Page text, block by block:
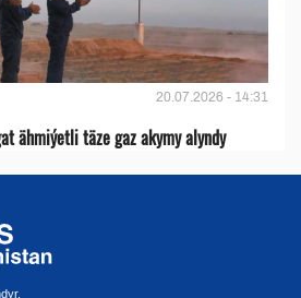
20.07.2026 - 14:31
ähmiýetli täze gaz akymy alyndy